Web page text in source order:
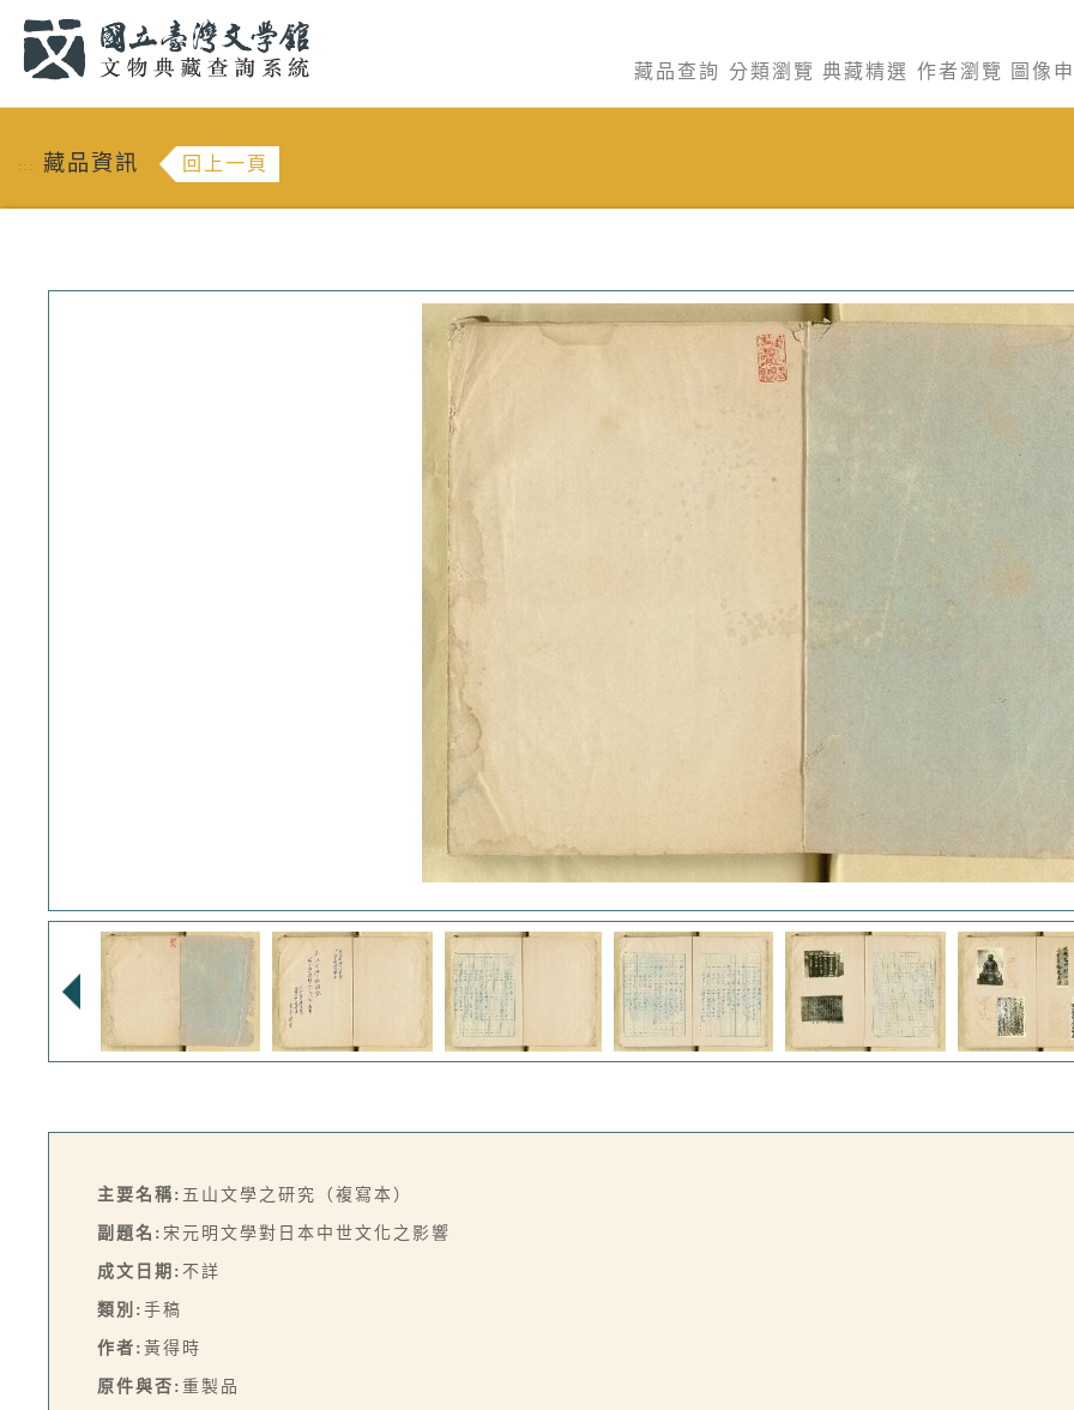
藏品查詢 分類瀏覽 典藏精選 作者瀏覽 圖像
::: 藏品資訊 回上一頁
主要名稱: 五山文學之研究（複寫本）
副題名: 宋元明文學對日本中世文化之影響
成文日期: 不詳
類別: 手稿
作者: 黃得時
原件與否: 重製品